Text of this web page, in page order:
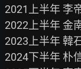
2021上半年 李
2022上半年 金
2023上半年 韓
2024下半年 朴